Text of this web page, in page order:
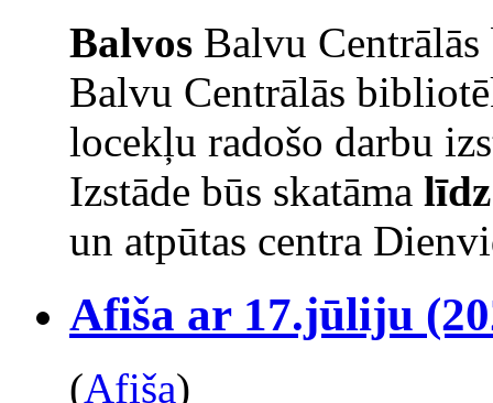
Balvos Balvu Centrālās
Balvu Centrālās
locekļu radošo darbu
Izstāde būs skatāma
un atpūtas centra
Afiša ar 17.jūliju
(Afiša)